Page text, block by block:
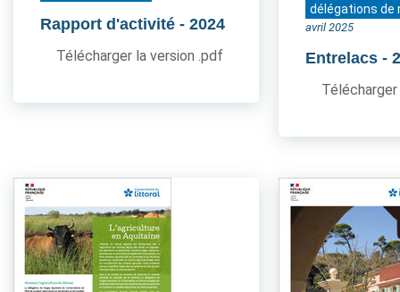
Rapport d'activité - 2024
Télécharger la version .pdf
délégations de
avril 2025
Entrelacs -